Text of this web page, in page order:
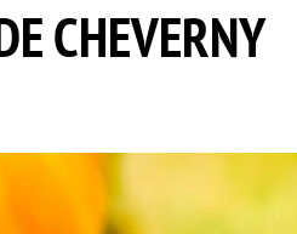
CHEVERNY